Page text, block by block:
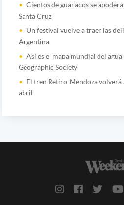
Cientos de guanacos se
Santa Cruz
Un festival vuelve a traer las
Argentina
Así es el mapa mundial del
Geographic Society
El tren Retiro-Mendoza
abril